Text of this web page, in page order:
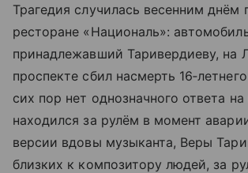
Трагедия случилась весенним днём
ресторане «Националь»:
принадлежавший Таривердиеву, на
проспекте сбил насмерть
сих пор нет однозначного ответа
находился за рулём в момент
версии вдовы музыканта, Веры
близких к композитору людей, за